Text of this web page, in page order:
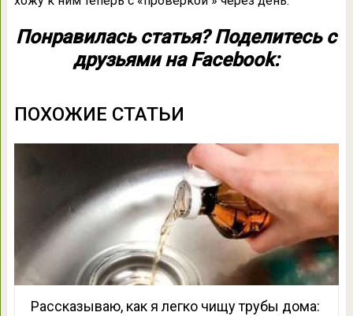
Понравилась статья? Поделитесь с
друзьями на Facebook:
ПОХОЖИЕ СТАТЬИ
Рассказываю, как я легко чищу трубы дома: